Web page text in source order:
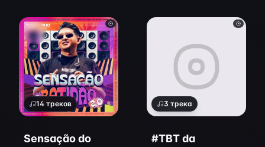
14 треков
Sensação do
3 трека
#TBT da